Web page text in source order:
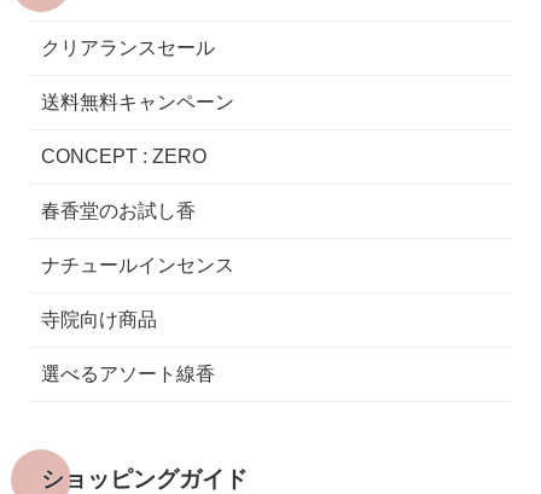
クリアランスセール
送料無料キャンペーン
CONCEPT : ZERO
春香堂のお試し香
ナチュールインセンス
寺院向け商品
選べるアソート線香
ショッピングガイド